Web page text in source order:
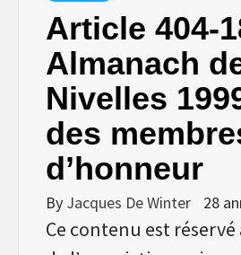
Article 404-
Almanach
Nivelles
des
d’honneur
By Jacques De Winter 28
Ce contenu est